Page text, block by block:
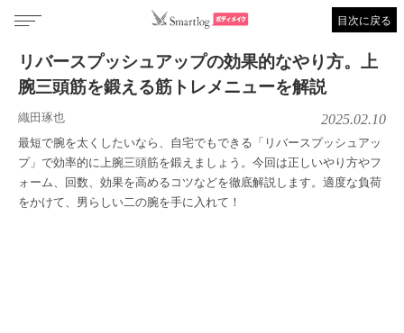
目次に戻る
リバースプッシュアップの効果的なやり方。上
腕三頭筋を鍛える筋トレメニューを解説
織田琢也 2025.02.10
最短で腕を太くしたいなら、自宅でもできる「リバースプッシュアッ
プ」で効率的に上腕三頭筋を鍛えましょう。今回は正しいやり方やフ
ォーム、回数、効果を高めるコツなどを徹底解説します。適度な負荷
をかけて、男らしい二の腕を手に入れて！